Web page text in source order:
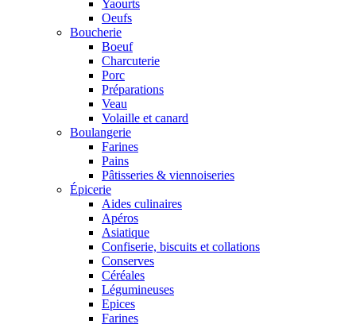
Yaourts
Oeufs
Boucherie
Boeuf
Charcuterie
Porc
Préparations
Veau
Volaille et canard
Boulangerie
Farines
Pains
Pâtisseries & viennoiseries
Épicerie
Aides culinaires
Apéros
Asiatique
Confiserie, biscuits et collations
Conserves
Céréales
Légumineuses
Epices
Farines